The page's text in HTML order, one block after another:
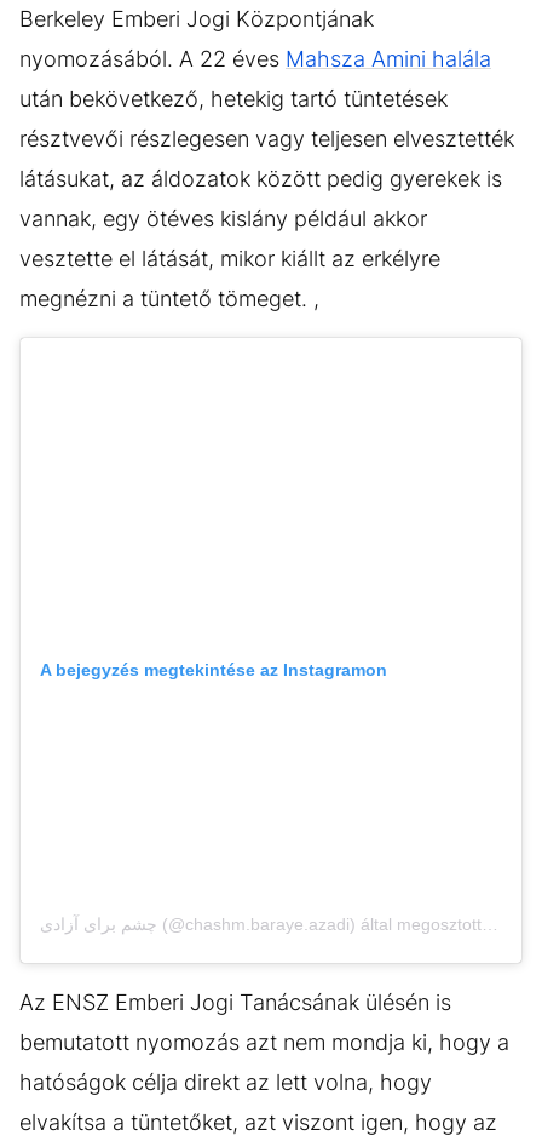
Berkeley Emberi Jogi Központjának
nyomozásából. A 22 éves Mahsza Amini halála
után bekövetkező, hetekig tartó tüntetések
résztvevői részlegesen vagy teljesen elvesztették
látásukat, az áldozatok között pedig gyerekek is
vannak, egy ötéves kislány például akkor
vesztette el látását, mikor kiállt az erkélyre
megnézni a tüntető tömeget. ,
A bejegyzés megtekintése az Instagramon
Az ENSZ Emberi Jogi Tanácsának ülésén is
bemutatott nyomozás azt nem mondja ki, hogy a
hatóságok célja direkt az lett volna, hogy
elvakítsa a tüntetőket, azt viszont igen, hogy az